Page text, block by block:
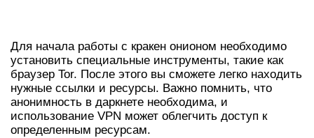
Для начала работы с кракен онионом необходимо
установить специальные инструменты, такие как
браузер Tor. После этого вы сможете легко находить
нужные ссылки и ресурсы. Важно помнить, что
анонимность в даркнете необходима, и
использование VPN может облегчить доступ к
определенным ресурсам.